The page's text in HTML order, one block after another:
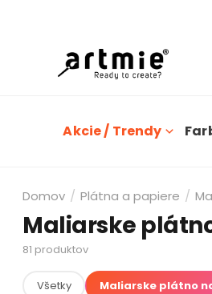
Akcie / Trendy
Domov / Plátna a papiere /
Maliarske
81 produktov
Všetky Maliarske plátno